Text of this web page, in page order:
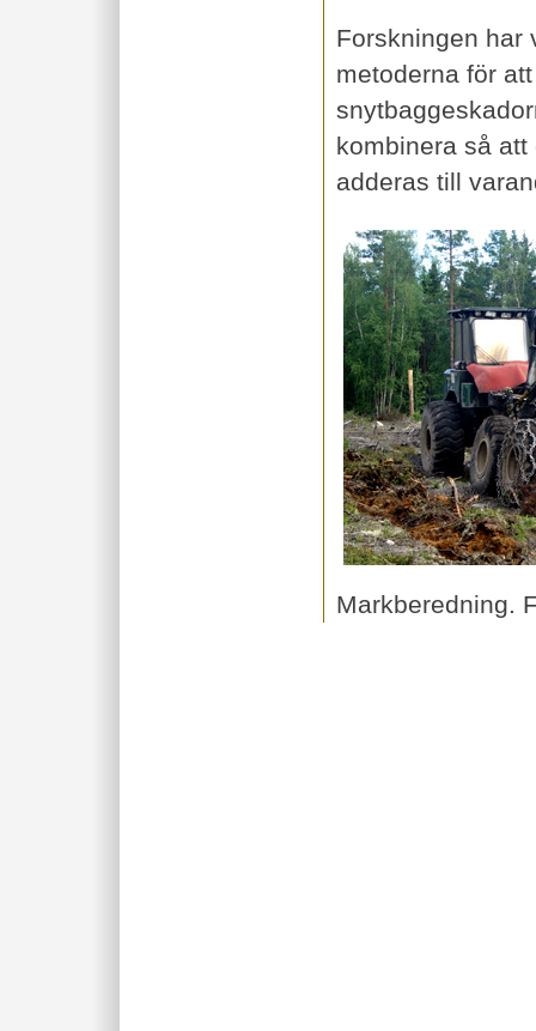
Forskningen har
metoderna för
kombinera så
adderas till
Markberedning.